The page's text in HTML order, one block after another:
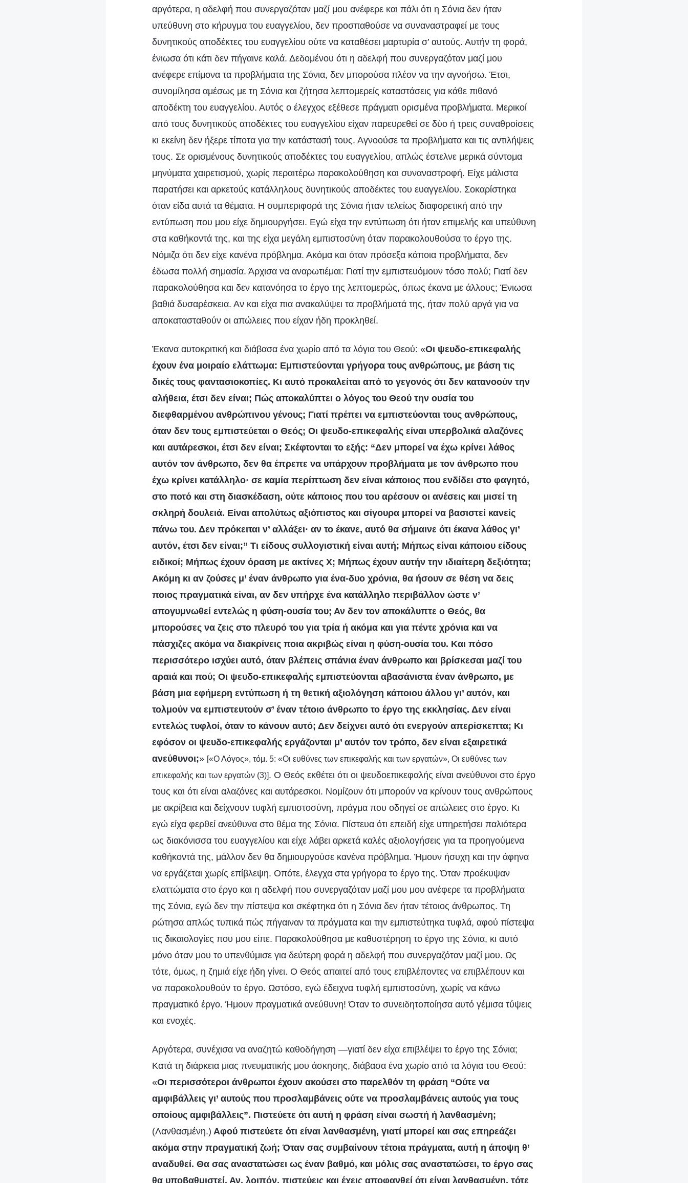
αργότερα, η αδελφή που συνεργαζόταν μαζί μου ανέφερε και πάλι ότι η Σόνια δεν ήταν
υπεύθυνη στο κήρυγμα του ευαγγελίου, δεν προσπαθούσε να συναναστραφεί με τους
δυνητικούς αποδέκτες του ευαγγελίου ούτε να καταθέσει μαρτυρία σ’ αυτούς. Αυτήν τη φορά,
ένιωσα ότι κάτι δεν πήγαινε καλά. Δεδομένου ότι η αδελφή που συνεργαζόταν μαζί μου
ανέφερε επίμονα τα προβλήματα της Σόνια, δεν μπορούσα πλέον να την αγνοήσω. Έτσι,
συνομίλησα αμέσως με τη Σόνια και ζήτησα λεπτομερείς καταστάσεις για κάθε πιθανό
αποδέκτη του ευαγγελίου. Αυτός ο έλεγχος εξέθεσε πράγματι ορισμένα προβλήματα. Μερικοί
από τους δυνητικούς αποδέκτες του ευαγγελίου είχαν παρευρεθεί σε δύο ή τρεις συναθροίσεις
κι εκείνη δεν ήξερε τίποτα για την κατάστασή τους. Αγνοούσε τα προβλήματα και τις αντιλήψεις
τους. Σε ορισμένους δυνητικούς αποδέκτες του ευαγγελίου, απλώς έστελνε μερικά σύντομα
μηνύματα χαιρετισμού, χωρίς περαιτέρω παρακολούθηση και συναναστροφή. Είχε μάλιστα
παρατήσει και αρκετούς κατάλληλους δυνητικούς αποδέκτες του ευαγγελίου. Σοκαρίστηκα
όταν είδα αυτά τα θέματα. Η συμπεριφορά της Σόνια ήταν τελείως διαφορετική από την
εντύπωση που μου είχε δημιουργήσει. Εγώ είχα την εντύπωση ότι ήταν επιμελής και υπεύθυνη
στα καθήκοντά της, και της είχα μεγάλη εμπιστοσύνη όταν παρακολουθούσα το έργο της.
Νόμιζα ότι δεν είχε κανένα πρόβλημα. Ακόμα και όταν πρόσεξα κάποια προβλήματα, δεν
έδωσα πολλή σημασία. Άρχισα να αναρωτιέμαι: Γιατί την εμπιστευόμουν τόσο πολύ; Γιατί δεν
παρακολούθησα και δεν κατανόησα το έργο της λεπτομερώς, όπως έκανα με άλλους; Ένιωσα
βαθιά δυσαρέσκεια. Αν και είχα πια ανακαλύψει τα προβλήματά της, ήταν πολύ αργά για να
αποκατασταθούν οι απώλειες που είχαν ήδη προκληθεί.
Έκανα αυτοκριτική και διάβασα ένα χωρίο από τα λόγια του Θεού: «Οι ψευδο-επικεφαλής
έχουν ένα μοιραίο ελάττωμα: Εμπιστεύονται γρήγορα τους ανθρώπους, με βάση τις
δικές τους φαντασιοκοπίες. Κι αυτό προκαλείται από το γεγονός ότι δεν κατανοούν την
αλήθεια, έτσι δεν είναι; Πώς αποκαλύπτει ο λόγος του Θεού την ουσία του
διεφθαρμένου ανθρώπινου γένους; Γιατί πρέπει να εμπιστεύονται τους ανθρώπους,
όταν δεν τους εμπιστεύεται ο Θεός; Οι ψευδο-επικεφαλής είναι υπερβολικά αλαζόνες
και αυτάρεσκοι, έτσι δεν είναι; Σκέφτονται το εξής: “Δεν μπορεί να έχω κρίνει λάθος
αυτόν τον άνθρωπο, δεν θα έπρεπε να υπάρχουν προβλήματα με τον άνθρωπο που
έχω κρίνει κατάλληλο· σε καμία περίπτωση δεν είναι κάποιος που ενδίδει στο φαγητό,
στο ποτό και στη διασκέδαση, ούτε κάποιος που του αρέσουν οι ανέσεις και μισεί τη
σκληρή δουλειά. Είναι απολύτως αξιόπιστος και σίγουρα μπορεί να βασιστεί κανείς
πάνω του. Δεν πρόκειται ν’ αλλάξει· αν το έκανε, αυτό θα σήμαινε ότι έκανα λάθος γι’
αυτόν, έτσι δεν είναι;” Τι είδους συλλογιστική είναι αυτή; Μήπως είναι κάποιου είδους
ειδικοί; Μήπως έχουν όραση με ακτίνες Χ; Μήπως έχουν αυτήν την ιδιαίτερη δεξιότητα;
Ακόμη κι αν ζούσες μ’ έναν άνθρωπο για ένα-δυο χρόνια, θα ήσουν σε θέση να δεις
ποιος πραγματικά είναι, αν δεν υπήρχε ένα κατάλληλο περιβάλλον ώστε ν’
απογυμνωθεί εντελώς η φύση-ουσία του; Αν δεν τον αποκάλυπτε ο Θεός, θα
μπορούσες να ζεις στο πλευρό του για τρία ή ακόμα και για πέντε χρόνια και να
πάσχιζες ακόμα να διακρίνεις ποια ακριβώς είναι η φύση-ουσία του. Και πόσο
περισσότερο ισχύει αυτό, όταν βλέπεις σπάνια έναν άνθρωπο και βρίσκεσαι μαζί του
αραιά και πού; Οι ψευδο-επικεφαλής εμπιστεύονται αβασάνιστα έναν άνθρωπο, με
βάση μια εφήμερη εντύπωση ή τη θετική αξιολόγηση κάποιου άλλου γι’ αυτόν, και
τολμούν να εμπιστευτούν σ’ έναν τέτοιο άνθρωπο το έργο της εκκλησίας. Δεν είναι
εντελώς τυφλοί, όταν το κάνουν αυτό; Δεν δείχνει αυτό ότι ενεργούν απερίσκεπτα; Κι
εφόσον οι ψευδο-επικεφαλής εργάζονται μ’ αυτόν τον τρόπο, δεν είναι εξαιρετικά
ανεύθυνοι;» [«Ο Λόγος», τόμ. 5: «Οι ευθύνες των επικεφαλής και των εργατών», Οι ευθύνες των
επικεφαλής και των εργατών (3)]. Ο Θεός εκθέτει ότι οι ψευδοεπικεφαλής είναι ανεύθυνοι στο έργο
τους και ότι είναι αλαζόνες και αυτάρεσκοι. Νομίζουν ότι μπορούν να κρίνουν τους ανθρώπους
με ακρίβεια και δείχνουν τυφλή εμπιστοσύνη, πράγμα που οδηγεί σε απώλειες στο έργο. Κι
εγώ είχα φερθεί ανεύθυνα στο θέμα της Σόνια. Πίστευα ότι επειδή είχε υπηρετήσει παλιότερα
ως διακόνισσα του ευαγγελίου και είχε λάβει αρκετά καλές αξιολογήσεις για τα προηγούμενα
καθήκοντά της, μάλλον δεν θα δημιουργούσε κανένα πρόβλημα. Ήμουν ήσυχη και την άφηνα
να εργάζεται χωρίς επίβλεψη. Οπότε, έλεγχα στα γρήγορα το έργο της. Όταν προέκυψαν
ελαττώματα στο έργο και η αδελφή που συνεργαζόταν μαζί μου μου ανέφερε τα προβλήματα
της Σόνια, εγώ δεν την πίστεψα και σκέφτηκα ότι η Σόνια δεν ήταν τέτοιος άνθρωπος. Τη
ρώτησα απλώς τυπικά πώς πήγαιναν τα πράγματα και την εμπιστεύτηκα τυφλά, αφού πίστεψα
τις δικαιολογίες που μου είπε. Παρακολούθησα με καθυστέρηση το έργο της Σόνια, κι αυτό
μόνο όταν μου το υπενθύμισε για δεύτερη φορά η αδελφή που συνεργαζόταν μαζί μου. Ως
τότε, όμως, η ζημιά είχε ήδη γίνει. Ο Θεός απαιτεί από τους επιβλέποντες να επιβλέπουν και
να παρακολουθούν το έργο. Ωστόσο, εγώ έδειχνα τυφλή εμπιστοσύνη, χωρίς να κάνω
πραγματικό έργο. Ήμουν πραγματικά ανεύθυνη! Όταν το συνειδητοποίησα αυτό γέμισα τύψεις
και ενοχές.
Αργότερα, συνέχισα να αναζητώ καθοδήγηση —γιατί δεν είχα επιβλέψει το έργο της Σόνια;
Κατά τη διάρκεια μιας πνευματικής μου άσκησης, διάβασα ένα χωρίο από τα λόγια του Θεού:
«Οι περισσότεροι άνθρωποι έχουν ακούσει στο παρελθόν τη φράση “Ούτε να
αμφιβάλλεις γι’ αυτούς που προσλαμβάνεις ούτε να προσλαμβάνεις αυτούς για τους
οποίους αμφιβάλλεις”. Πιστεύετε ότι αυτή η φράση είναι σωστή ή λανθασμένη;
(Λανθασμένη.) Αφού πιστεύετε ότι είναι λανθασμένη, γιατί μπορεί και σας επηρεάζει
ακόμα στην πραγματική ζωή; Όταν σας συμβαίνουν τέτοια πράγματα, αυτή η άποψη θ’
αναδυθεί. Θα σας αναστατώσει ως έναν βαθμό, και μόλις σας αναστατώσει, το έργο σας
θα υποβαθμιστεί. Αν, λοιπόν, πιστεύεις και έχεις αποφανθεί ότι είναι λανθασμένη, τότε